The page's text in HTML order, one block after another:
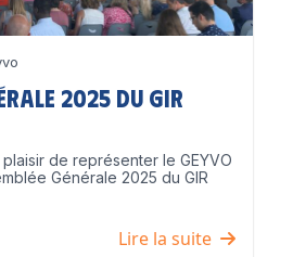
2025 du GIR
de représenter le GEYVO
Générale 2025 du GIR
Lire la suite